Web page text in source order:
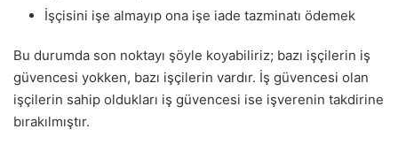
İşçisini işe almayıp ona işe iade tazminatı ödemek
Bu durumda son noktayı şöyle koyabiliriz; bazı işçilerin iş
güvencesi yokken, bazı işçilerin vardır. İş güvencesi olan
işçilerin sahip oldukları iş güvencesi ise işverenin takdirine
bırakılmıştır.